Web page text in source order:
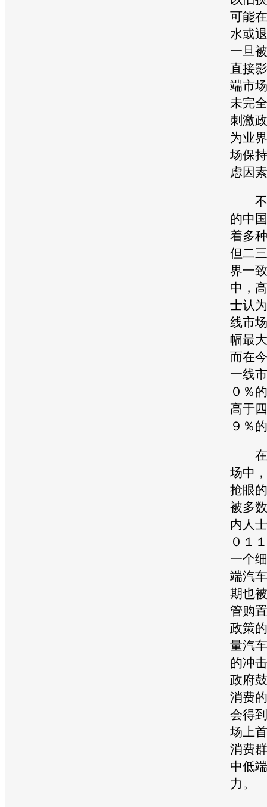
可能
水或
一旦
直接
端市
未完
刺激
为业
场保
虑因
不
的中
着多
但二
界一
中，
士认
线市
幅最
而在
一线
０％
高于
９％
在
场中
抢眼的
被多
内人
０１
一个
端汽
期也
管购
政策
量汽
的冲
政府
消费
会得
场上
消费
中低
力。